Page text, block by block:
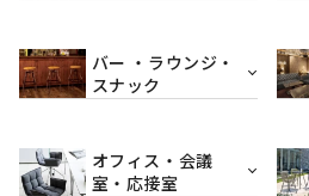
バー ・ラウンジ・
スナック
オフィス・会議
室・応接室